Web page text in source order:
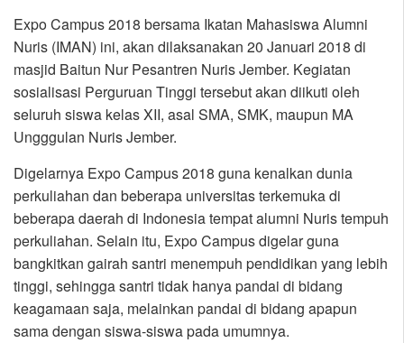
Expo Campus 2018 bersama Ikatan Mahasiswa Alumni
Nuris (IMAN) ini, akan dilaksanakan 20 Januari 2018 di
masjid Baitun Nur Pesantren Nuris Jember. Kegiatan
sosialisasi Perguruan Tinggi tersebut akan diikuti oleh
seluruh siswa kelas XII, asal SMA, SMK, maupun MA
Ungggulan Nuris Jember.
Digelarnya Expo Campus 2018 guna kenalkan dunia
perkuliahan dan beberapa universitas terkemuka di
beberapa daerah di Indonesia tempat alumni Nuris tempuh
perkuliahan. Selain itu, Expo Campus digelar guna
bangkitkan gairah santri menempuh pendidikan yang lebih
tinggi, sehingga santri tidak hanya pandai di bidang
keagamaan saja, melainkan pandai di bidang apapun
sama dengan siswa-siswa pada umumnya.